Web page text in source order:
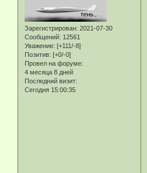
Зарегистрирован: 2021-07-30
Сообщений: 12561
Уважение: [+111/-8]
Позитив: [+0/-0]
Провел на форуме:
4 месяца 8 дней
Последний визит:
Сегодня 15:00:35